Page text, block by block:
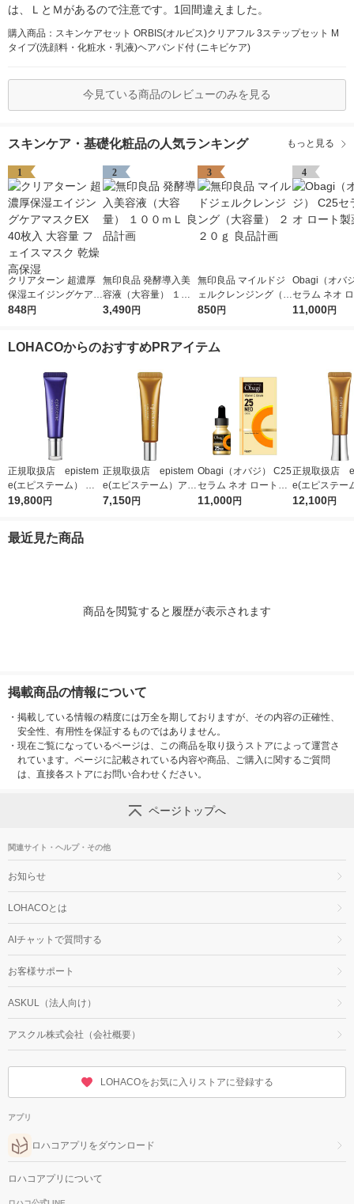
は、ＬとＭがあるので注意です。1回間違えました。
購入商品：スキンケアセット ORBIS(オルビス)クリアフル 3ステップセット M
タイプ(洗顔料・化粧水・乳液)ヘアバンド付 (ニキビケア)
今見ている商品のレビューのみを見る
スキンケア・基礎化粧品の人気ランキング もっと見る
1
クリアターン 超濃厚
保湿エイジングケアマ
スクEX 40枚入 大容量
848円
2
無印良品 発酵導入美
容液（大容量） １０
０ｍＬ 良品計画
3,490円
3
無印良品 マイルドジ
ェルクレンジング（大
容量） ２２０ｇ 良品
850円
4
Obagi（オバ
セラム ネオ
薬
11,000円
LOHACOからのおすすめPRアイテム
正規取扱店 epistem
e(エピステーム） ス
テムサイエンスアイ 1
19,800円
正規取扱店 epistem
e(エピステーム）アイ
パーフェクトショット
7,150円
Obagi（オバジ） C25
セラム ネオ ロート製
薬
11,000円
正規取扱店
e(エピステー
パーフェクト
12,100円
最近見た商品
商品を閲覧すると履歴が表示されます
掲載商品の情報について
・ 掲載している情報の精度には万全を期しておりますが、その内容の正確性、
安全性、有用性を保証するものではありません。
・ 現在ご覧になっているページは、この商品を取り扱うストアによって運営さ
れています。ページに記載されている内容や商品、ご購入に関するご質問
は、直接各ストアにお問い合わせください。
ページトップへ
関連サイト・ヘルプ・その他
お知らせ
LOHACOとは
AIチャットで質問する
お客様サポート
ASKUL（法人向け）
アスクル株式会社（会社概要）
LOHACOをお気に入りストアに登録する
アプリ
ロハコアプリをダウンロード
ロハコアプリについて